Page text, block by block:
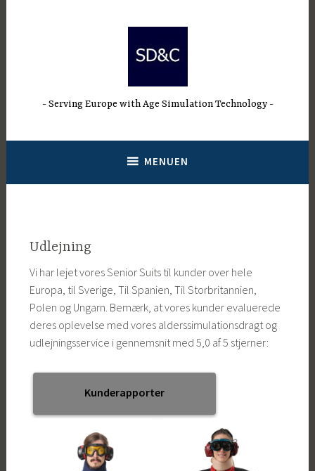
Serving Europe with Age Simulation Technology
MENUEN
Udlejning
Vi har lejet vores Senior Suits til kunder over hele
Europa, til Sverige, Til Spanien, Til Storbritannien,
Polen og Ungarn. Bemærk, at vores kunder evaluerede
deres oplevelse med vores alderssimulationsdragt og
udlejningsservice i gennemsnit med 5,0 af 5 stjerner:
Kunderapporter